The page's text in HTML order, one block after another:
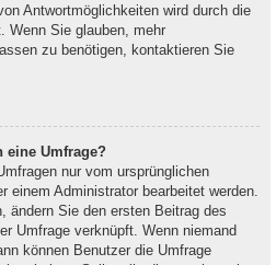
Antwortmöglichkeiten wird durch die
Wenn Sie glauben, mehr
zu benötigen, kontaktieren Sie
eine Umfrage?
nur vom ursprünglichen
einem Administrator bearbeitet werden.
ändern Sie den ersten Beitrag des
Umfrage verknüpft. Wenn niemand
können Benutzer die Umfrage